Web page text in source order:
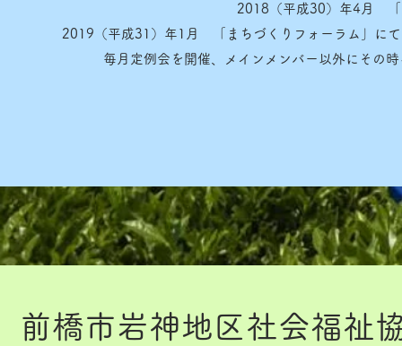
2018（平成30）年4月 「
2019（平成31）年1月 「まちづくりフォーラム」に
毎月定例会を開催、メインメンバー以外にその
前橋市岩神地区社会福祉